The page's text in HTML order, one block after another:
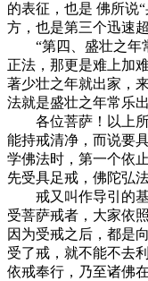
的表征，也是 佛所说
方，也是第三个迅速
“第四、盛壮之年常
正法，那更是难上加
著少壮之年就出家，
法就是盛壮之年常乐出
各位菩萨！以上所
能持戒清净，而说要
学佛法时，第一个依
先受具足戒，佛陀弘
戒又叫作导引的基
受菩萨戒者，大家依
因为受戒之后，都是
受了戒，就不能不去
依戒奉行，乃至诸佛